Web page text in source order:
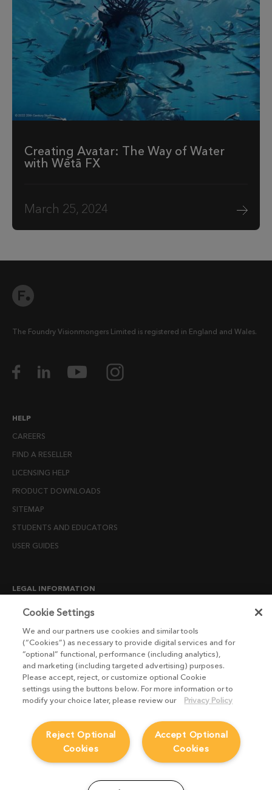
Creating Avatar: The Way of Water
with Wētā FX
March 25, 2024
The Foundry Visionmongers Limited is registered in England and Wales.
HELP
CAREERS
FIND A RESELLER
LICENSING HELP
PRODUCT DOWNLOADS
SITEMAP
STUDENTS AND EDUCATORS
USER GUIDES
LEGAL INFORMATION
CANDIDATE PRIVACY NOTICE
END USER LICENSE AGREEMENTS
ENVIRONMENT POLICY
ESG MISSION STATEMENT
LICENSE COMPLIANCE
MODERN SLAVERY ACT STATEMENT
PRIVACY NOTICE
Cookie Settings
We and our partners use cookies and similar tools
(“Cookies”) as necessary to provide digital services and for
“optional” functional, performance (including analytics),
and marketing (including targeted advertising) purposes.
Please accept, reject, or customize optional Cookie
settings using the buttons below. For more information or to
modify your choice later, please review our
Privacy Policy
Accept Optional
Cookies
Reject Optional
Cookies